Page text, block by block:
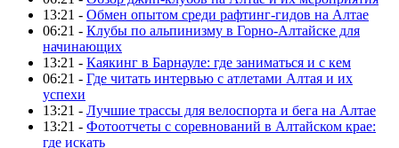
13:21 - Обмен опытом среди рафтинг-гидов на Алтае
06:21 - Клубы по альпинизму в Горно-Алтайске для
начинающих
13:21 - Каякинг в Барнауле: где заниматься и с кем
06:21 - Где читать интервью с атлетами Алтая и их
успехи
13:21 - Лучшие трассы для велоспорта и бега на Алтае
13:21 - Фотоотчеты с соревнований в Алтайском крае:
где искать